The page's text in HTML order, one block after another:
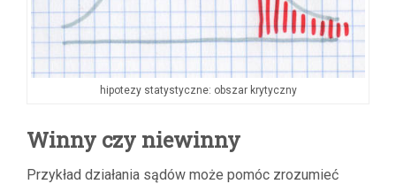
hipotezy statystyczne: obszar krytyczny
Winny czy niewinny
Przykład działania sądów może pomóc zrozumieć